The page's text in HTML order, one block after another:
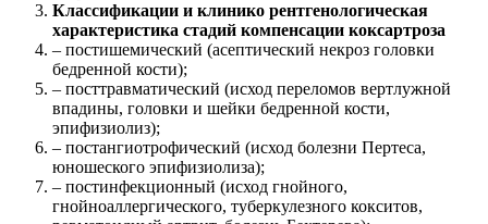
Классификации и клинико рентгенологическая
характеристика стадий компенсации коксартроза
– постишемический (асептический некроз головки
бедренной кости);
– посттравматический (исход переломов вертлужной
впадины, головки и шейки бедренной кости,
эпифизиолиз);
– постангиотрофический (исход болезни Пертеса,
юношеского эпифизиолиза);
– постинфекционный (исход гнойного,
гнойноаллергического, туберкулезного кокситов,